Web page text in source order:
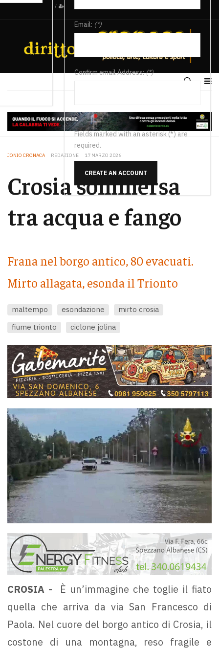
/
Email: (*)
Confirm email Address:(*)
Fields marked with an asterisk (*) are
required.
CREATE AN ACCOUNT
JONIO CRONACA REDAZIONE 17 MARZO 2026
Crosia sommersa
tra acqua e fango
Frana nel borgo antico, 80 evacuati.
Mirto allagata, esonda il Trionto
maltempo esondazione
mirto crosia
fiume trionto
ciclone jolina
CROSIA -
È un’immagine che toglie il fiato
quella che arriva da via San Francesco di
Paola. Nel cuore del borgo antico di Crosia, il
costone di una montagna, reso fragile e